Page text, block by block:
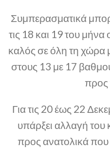
Συμπερασματικά
τις 18 και 19 του μήνα
καλός σε όλη τη χώρα
στους 13 με 17
προς
Για τις 20 έως 22
υπάρξει αλλαγή του
προς ανατολικά